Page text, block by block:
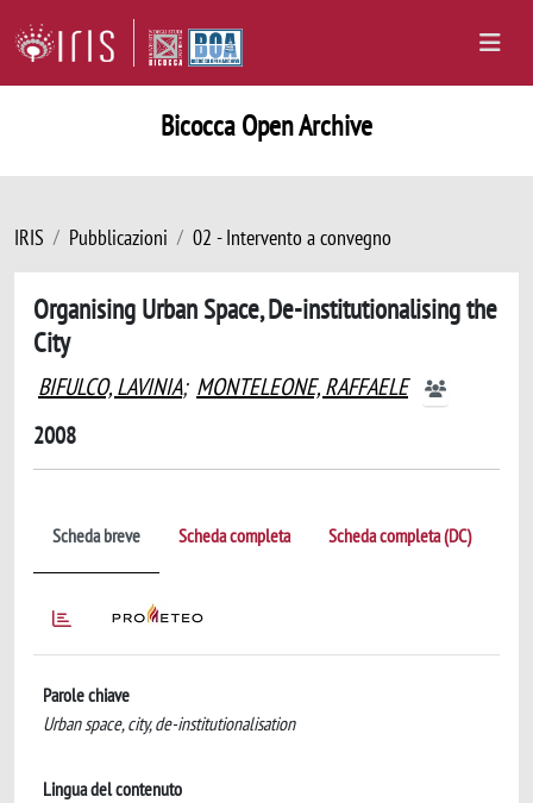
Bicocca Open Archive
IRIS Pubblicazioni 02 - Intervento a convegno
Organising Urban Space, De-institutionalising the
City
BIFULCO, LAVINIA; MONTELEONE, RAFFAELE
2008
Scheda breve Scheda completa Scheda completa (DC)
Parole chiave
Urban space, city, de-institutionalisation
Lingua del contenuto